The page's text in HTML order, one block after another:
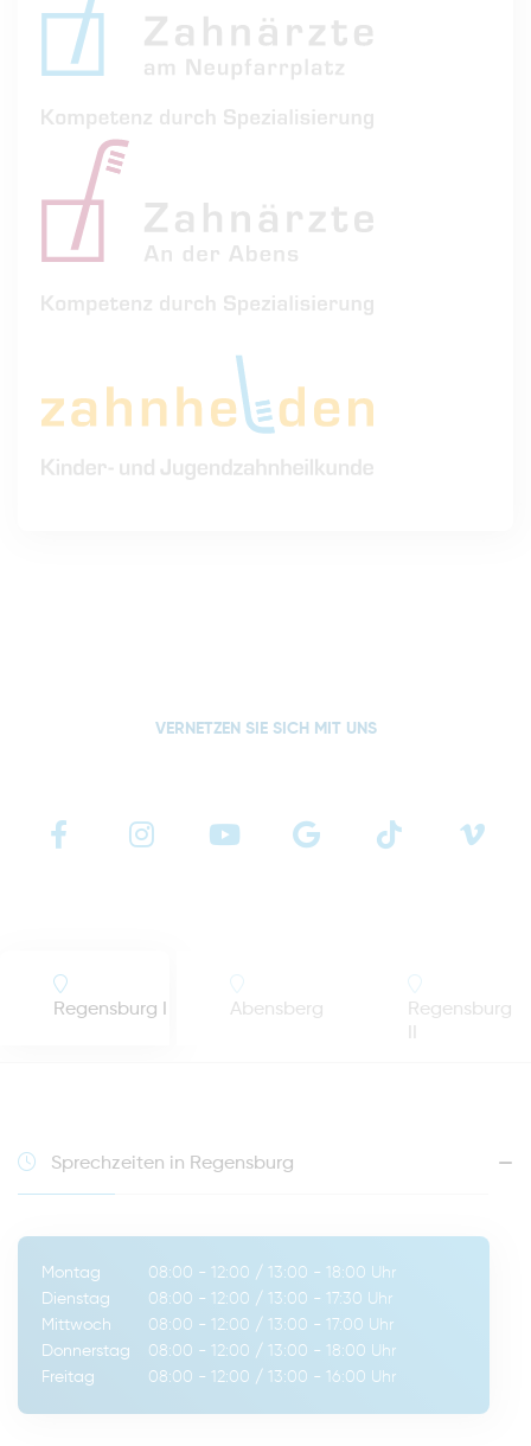
VERNETZEN SIE SICH MIT UNS
Regensburg I Abensberg
Regensburg
Sprechzeiten in Regensburg
Montag 08:00 - 12:00 / 13:00 - 18:00 Uhr
Dienstag
08:00 - 12:00 / 13:00 - 17:30 Uhr
Mittwoch
08:00 - 12:00 / 13:00 - 17:00 Uhr
Donnerstag
08:00 - 12:00 / 13:00 - 18:00 Uhr
Freitag
08:00 - 12:00 / 13:00 - 16:00 Uhr